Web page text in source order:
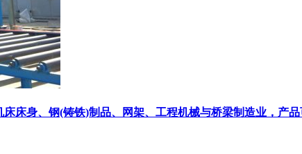
床身、钢(铸铁)制品、网架、工程机械与桥梁制造业，产